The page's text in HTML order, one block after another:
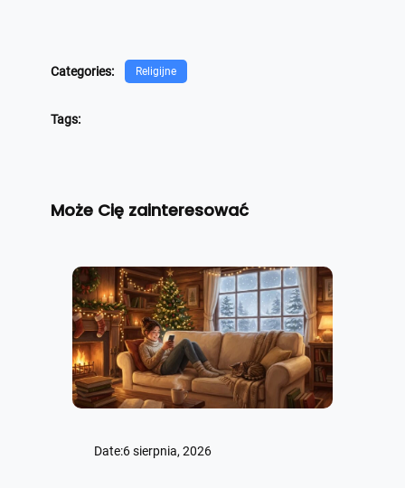
Categories: Religijne
Tags:
Może Cię zainteresować
Date:6 sierpnia, 2026